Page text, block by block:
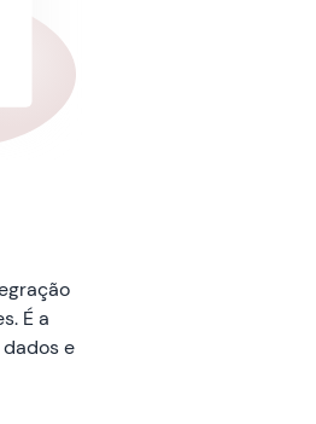
É a
e